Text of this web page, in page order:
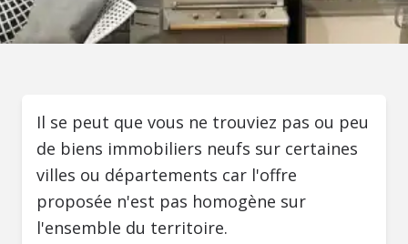
Il se peut que vous ne trouviez pas ou peu
de biens immobiliers neufs sur certaines
villes ou départements car l'offre
proposée n'est pas homogène sur
l'ensemble du territoire.